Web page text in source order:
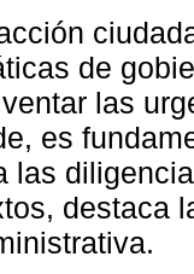
de
las
es
las
destaca